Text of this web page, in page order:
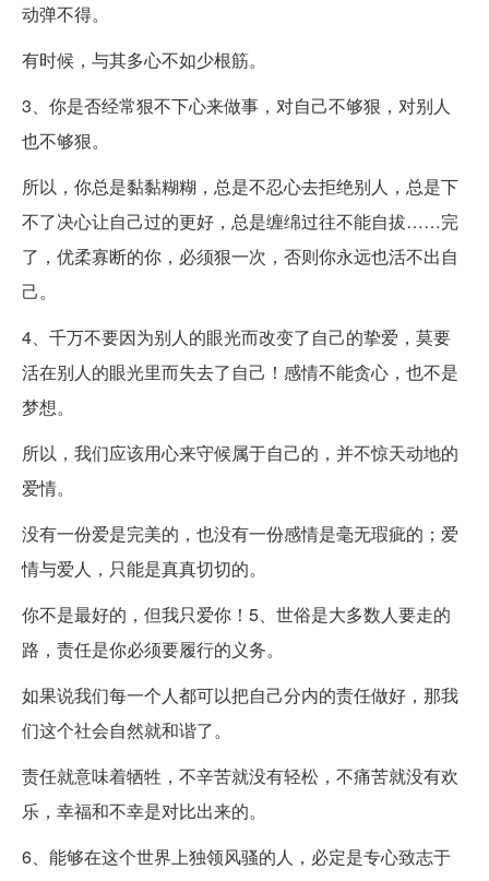
动弹不得。
有时候，与其多心不如少根筋。
3、你是否经常狠不下心来做事，对自己不够狠，对别人
也不够狠。
所以，你总是黏黏糊糊，总是不忍心去拒绝别人，总是下
不了决心让自己过的更好，总是缠绵过往不能自拔……完
了，优柔寡断的你，必须狠一次，否则你永远也活不出自
己。
4、千万不要因为别人的眼光而改变了自己的挚爱，莫要
活在别人的眼光里而失去了自己！感情不能贪心，也不是
梦想。
所以，我们应该用心来守候属于自己的，并不惊天动地的
爱情。
没有一份爱是完美的，也没有一份感情是毫无瑕疵的；爱
情与爱人，只能是真真切切的。
你不是最好的，但我只爱你！5、世俗是大多数人要走的
路，责任是你必须要履行的义务。
如果说我们每一个人都可以把自己分内的责任做好，那我
们这个社会自然就和谐了。
责任就意味着牺牲，不辛苦就没有轻松，不痛苦就没有欢
乐，幸福和不幸是对比出来的。
6、能够在这个世界上独领风骚的人，必定是专心致志于